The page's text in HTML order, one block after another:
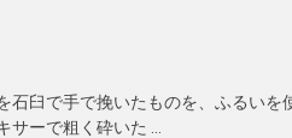
臼で手で挽いたものを、ふるいを
ーで粗く砕いた …